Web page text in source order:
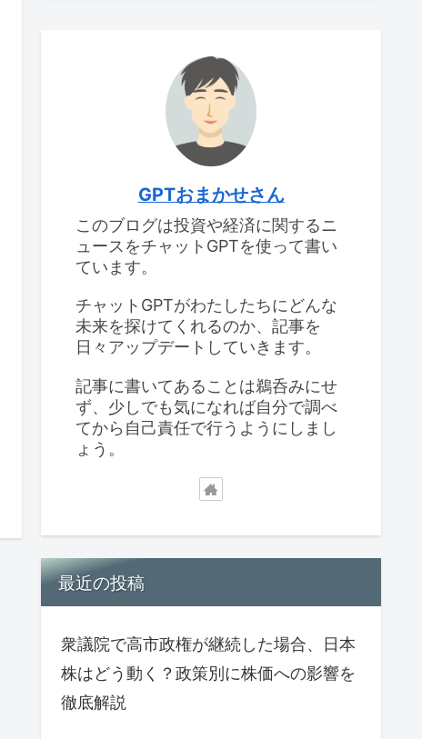
GPTおまかせさん
このブログは投資や経済に関するニ
ュースをチャットGPTを使って書い
ています。
チャットGPTがわたしたちにどんな
未来を探けてくれるのか、記事を
日々アップデートしていきます。
記事に書いてあることは鵜呑みにせ
ず、少しでも気になれば自分で調べ
てから自己責任で行うようにしまし
ょう。
最近の投稿
衆議院で高市政権が継続した場合、日本
株はどう動く？政策別に株価への影響を
徹底解説